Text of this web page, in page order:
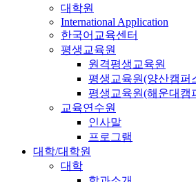
대학원
International Application
한국어교육센터
평생교육원
원격평생교육원
평생교육원(양산캠퍼
평생교육원(해운대캠
교육연수원
인사말
프로그램
대학/대학원
대학